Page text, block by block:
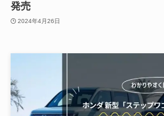
発売
2024年4月26日